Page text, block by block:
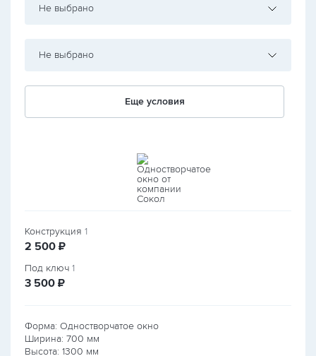
Не выбрано
Не выбрано
Еще условия
Конструкция 1
2 500 руб.
₽
Под ключ 1
3 500 руб.
₽
Форма: Одностворчатое окно
Ширина: 700 мм
Высота: 1300 мм